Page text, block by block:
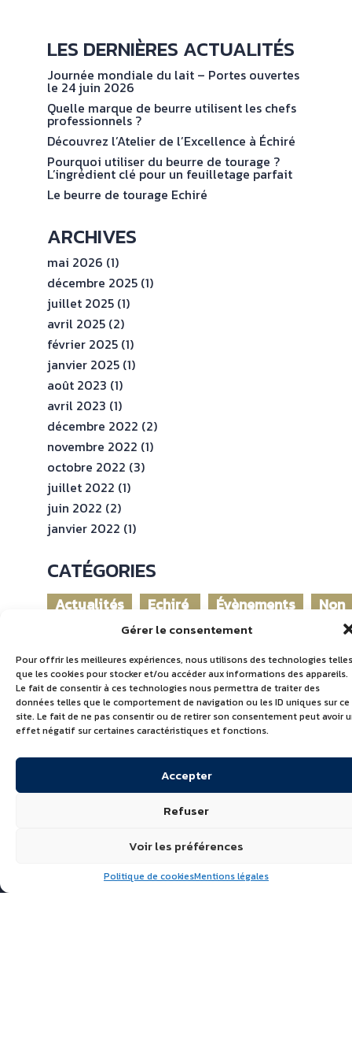
Gérer le consentement
Pour offrir les meilleures expériences, nous utilisons des technologies telles
que les cookies pour stocker et/ou accéder aux informations des appareils.
Le fait de consentir à ces technologies nous permettra de traiter des
données telles que le comportement de navigation ou les ID uniques sur ce
site. Le fait de ne pas consentir ou de retirer son consentement peut avoir
effet négatif sur certaines caractéristiques et fonctions.
Accepter
Refuser
Voir les préférences
Politique de cookiesMentions légales
ENGAGEMENTS
ESPACE
PROFESSIONNEL
CONTACT
LES DERNIÈRES ACTUALITÉS
Journée mondiale du lait – Portes ouvertes
le 24 juin 2026
Quelle marque de beurre utilisent les chefs
professionnels ?
Découvrez l’Atelier de l’Excellence à Échiré
Pourquoi utiliser du beurre de tourage ?
L’ingrédient clé pour un feuilletage parfait
Le beurre de tourage Echiré
ARCHIVES
mai 2026 (1)
décembre 2025 (1)
juillet 2025 (1)
avril 2025 (2)
février 2025 (1)
janvier 2025 (1)
août 2023 (1)
avril 2023 (1)
décembre 2022 (2)
novembre 2022 (1)
octobre 2022 (3)
juillet 2022 (1)
juin 2022 (2)
janvier 2022 (1)
CATÉGORIES
Actualités Echiré
le
Évènements Non